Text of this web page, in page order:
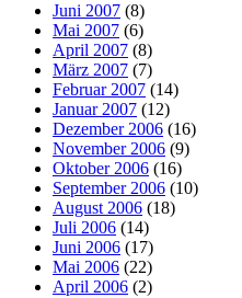
Juni 2007 (8)
Mai 2007 (6)
April 2007 (8)
März 2007 (7)
Februar 2007 (14)
Januar 2007 (12)
Dezember 2006 (16)
November 2006 (9)
Oktober 2006 (16)
September 2006 (10)
August 2006 (18)
Juli 2006 (14)
Juni 2006 (17)
Mai 2006 (22)
April 2006 (2)